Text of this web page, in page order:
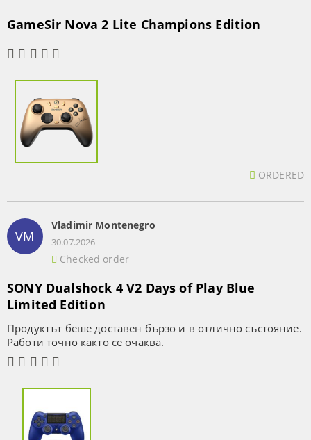
GameSir Nova 2 Lite Champions Edition
ORDERED
VM
Vladimir Montenegro
30.07.2026
Checked order
SONY Dualshock 4 V2 Days of Play Blue
Limited Edition
Продуктът беше доставен бързо и в отлично състояние.
Работи точно както се очаква.